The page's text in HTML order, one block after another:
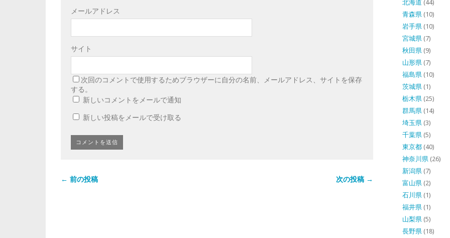
メールアドレス
サイト
次回のコメントで使用するためブラウザーに自分の名前、メールアドレス、サイトを保存
する。
新しいコメントをメールで通知
新しい投稿をメールで受け取る
← 前の投稿 次の投稿 →
北海道 (44)
青森県(10)
岩手県(10)
宮城県(7)
秋田県(9)
山形県(7)
福島県(10)
茨城県(1)
栃木県(25)
群馬県(14)
埼玉県(3)
千葉県(5)
東京都(40)
神奈川県(26)
新潟県(7)
富山県(2)
石川県(1)
福井県(1)
山梨県(5)
長野県(18)